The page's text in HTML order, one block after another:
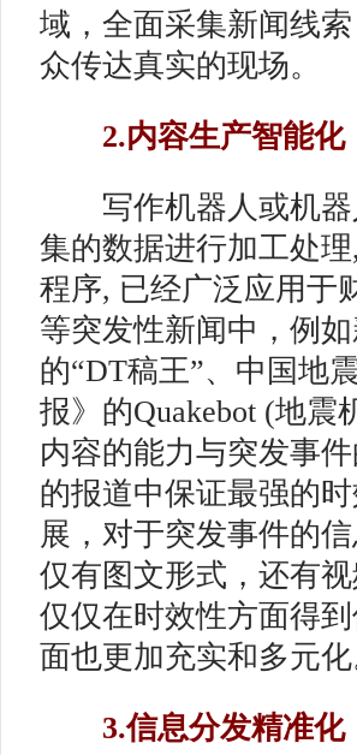
域，全面采集新闻线
众传达真实的现场。
2.内容生产智能化
写作机器人或机器
集的数据进行加工处
程序, 已经广泛应用于
等突发性新闻中，例
的“DT稿王”、中国地
报》的Quakebot (地
内容的能力与突发事
的报道中保证最强的
展，对于突发事件的
仅有图文形式，还有
仅仅在时效性方面得
面也更加充实和多元化
3.信息分发精准化